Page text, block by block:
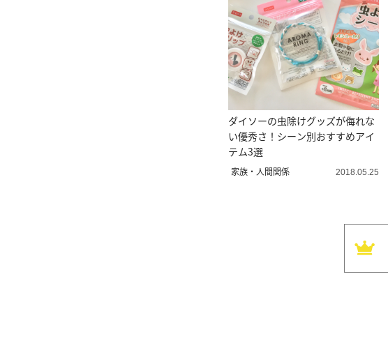
ダイソーの虫除けグッズが侮れな
い優秀さ！シーン別おすすめアイ
テム3選
家族・人間関係 2018.05.25